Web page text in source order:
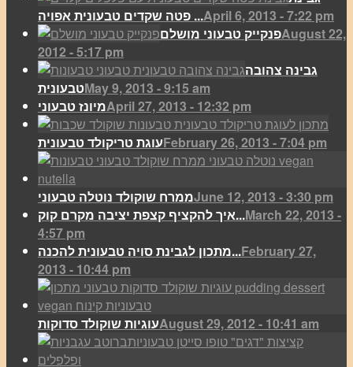
פטה שקדים טבעונית אפויה ...April 6, 2013 - 7:22 pm
פנקייק טבעוני מושלםAugust 22,
2012 - 5:17 pm
גבינה צהובה
טבעוניתMay 9, 2013 - 9:15 am
מיונז טבעוניApril 27, 2013 - 12:32 pm
עוגת טריקולד טבעוניתFebruary 26, 2013 - 7:04 pm
ממרח שוקולד נוטלה טבעוניJune 12, 2013 - 3:30 pm
איך להקציף קצפת יציבה מקרם קוק...March 22, 2013 -
4:57 pm
מתכון לגבינת סויה טבעונית להכנה...February 27,
2013 - 10:44 pm
עוגיות שוקולד סדוקותAugust 29, 2012 - 10:41 am